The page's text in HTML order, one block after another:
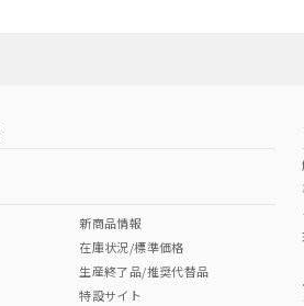
新商品情報
在庫状況/標準価格
生産終了品/推奨代替品
特設サイト